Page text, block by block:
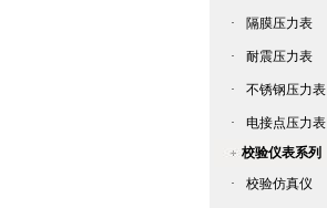
· 隔膜压力表
· 耐震压力表
· 不锈钢压力表
·
电接点压力表
校验仪表系列
·
校验仿真仪